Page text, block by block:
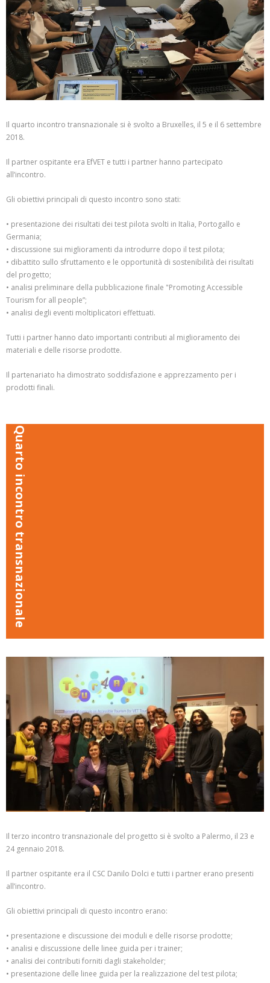
Il quarto incontro transnazionale si è svolto a Bruxelles, il 5 e il 6 settembre
2018.
Il partner ospitante era EfVET e tutti i partner hanno partecipato
all’incontro.
Gli obiettivi principali di questo incontro sono stati:
• presentazione dei risultati dei test pilota svolti in Italia, Portogallo e
Germania;
• discussione sui miglioramenti da introdurre dopo il test pilota;
• dibattito sullo sfruttamento e le opportunità di sostenibilità dei risultati
del progetto;
• analisi preliminare della pubblicazione finale "Promoting Accessible
Tourism for all people”;
• analisi degli eventi moltiplicatori effettuati.
Tutti i partner hanno dato importanti contributi al miglioramento dei
materiali e delle risorse prodotte.
Il partenariato ha dimostrato soddisfazione e apprezzamento per i
prodotti finali.
Quarto incontro transnazionale
Il terzo incontro transnazionale del progetto si è svolto a Palermo, il 23 e
24 gennaio 2018.
Il partner ospitante era il CSC Danilo Dolci e tutti i partner erano presenti
all’incontro.
Gli obiettivi principali di questo incontro erano:
• presentazione e discussione dei moduli e delle risorse prodotte;
• analisi e discussione delle linee guida per i trainer;
• analisi dei contributi forniti dagli stakeholder;
• presentazione delle linee guida per la realizzazione del test pilota;